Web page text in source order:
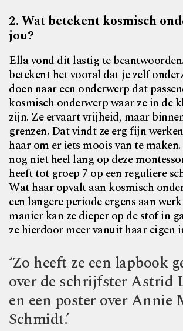
2.Wat betekent kosmisch
jou?
Ella vond dit lastig te
betekent het vooral dat je zelf
doen naar een onderwerp dat
kosmisch onderwerp waar ze in de
zijn. Ze ervaart vrijheid, maar
grenzen. Dat vindt ze erg fijn
haar om er iets moois van te
nog niet heel lang op deze
heeft tot groep 7 op een reguliere
Wat haar opvalt aan kosmisch
een langere periode ergens aan
manier kan ze dieper op de stof in
ze hierdoor meer vanuit haar eigen
‘Zo heeft ze een lapbook
over de schrijfster Astrid
en een poster over Annie
Schmidt.’